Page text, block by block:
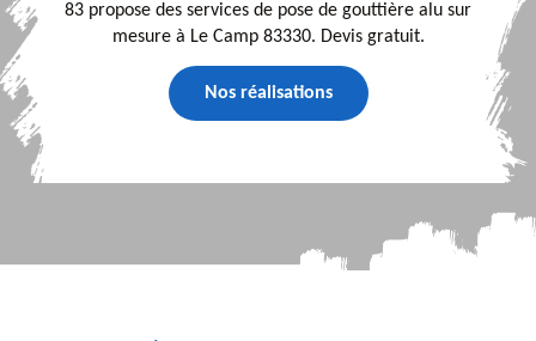
83 propose des services de pose de gouttière alu sur
mesure à Le Camp 83330. Devis gratuit.
Nos réalisations